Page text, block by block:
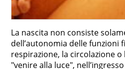
La nascita non consiste
dell’autonomia delle funzioni
respirazione, la circolazione
"venire alla luce",